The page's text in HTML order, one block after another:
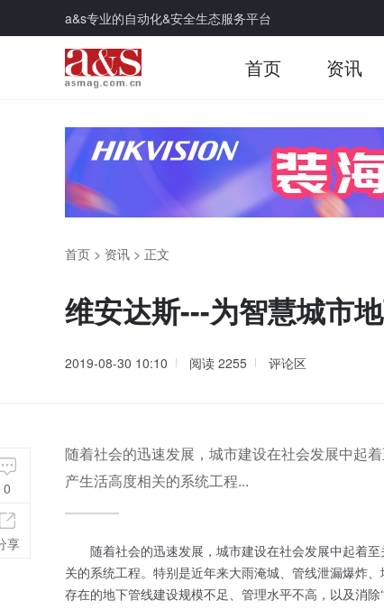
a&s专业的自动化&安全生态服务平台
首页 资讯
首页 > 资讯 > 正文
维安达斯---为智慧城市
2019-08-30 10:10 阅读 2255 评论区
随着社会的迅速发展，城市建设在社会发展中起
产生活高度相关的系统工程...
随着社会的迅速发展，城市建设在社会发展中起着
关的系统工程。特别是近年来大雨淹城、管线泄漏爆炸、
存在的地下管线建设规模不足、管理水平不高，以及消
0
享